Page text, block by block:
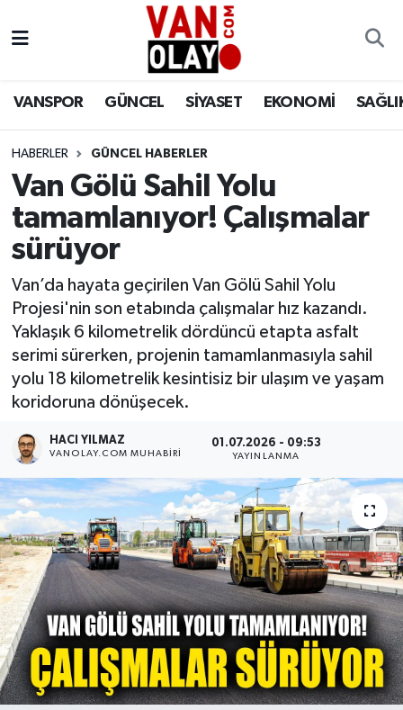
VANSPOR GÜNCEL SİYASET EKONOMİ
HABERLER GÜNCEL HABERLER
Van Gölü Sahil Yolu
tamamlanıyor! Çalışmalar
sürüyor
Van’da hayata geçirilen Van Gölü Sahil Yolu
Projesi'nin son etabında çalışmalar hız kazandı.
Yaklaşık 6 kilometrelik dördüncü etapta asfalt
serimi sürerken, projenin tamamlanmasıyla sahil
yolu 18 kilometrelik kesintisiz bir ulaşım ve yaşam
koridoruna dönüşecek.
HACI YILMAZ
VANOLAY.COM MUHABIRI
01.07.2026 - 09:53
YAYINLANMA
Siyaset
Ekonomi
Sağlık
Eğitim
Bilim & Teknoloji
Dünya
RESMİ İLANLAR
Van Nöbetçi Eczaneler
Van Namaz Vakitleri
Van Trafik Yoğunluk Haritası
Süper Lig Puan Durumu ve Fikstür
Tüm Manşetler
Son Dakika Haberleri
Haber Arşivi